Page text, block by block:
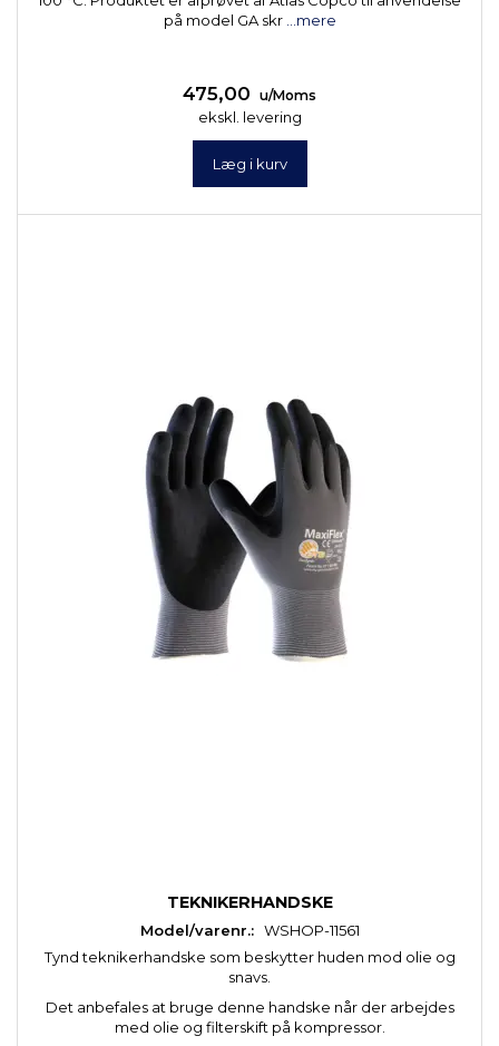
på model GA skr
...mere
475,00 u/Moms
ekskl. levering
Læg i kurv
TEKNIKERHANDSKE
Model/varenr.: WSHOP-11561
Tynd teknikerhandske som beskytter huden mod olie og
snavs.
Det anbefales at bruge denne handske når der arbejdes
med olie og filterskift på kompressor.